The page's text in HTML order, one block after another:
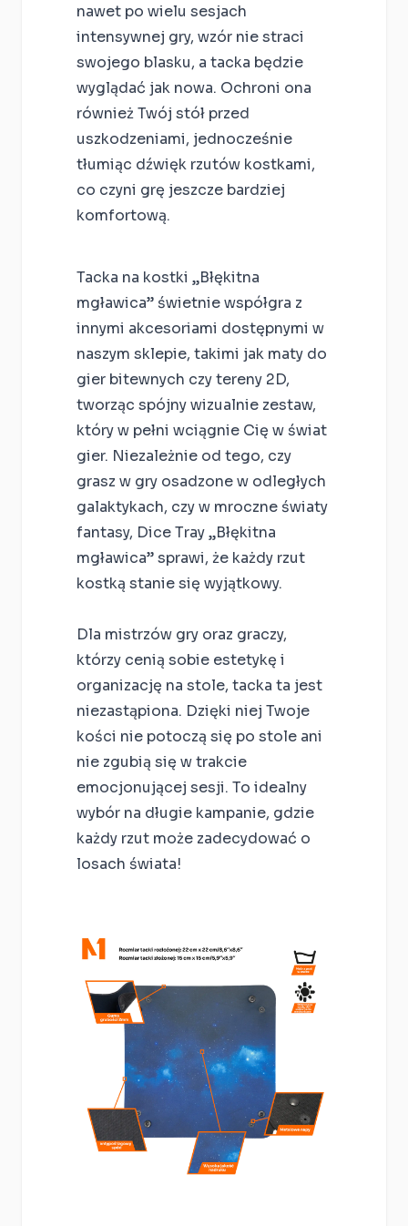
nawet po wielu sesjach
intensywnej gry, wzór nie straci
swojego blasku, a tacka będzie
wyglądać jak nowa. Ochroni ona
również Twój stół przed
uszkodzeniami, jednocześnie
tłumiąc dźwięk rzutów kostkami,
co czyni grę jeszcze bardziej
komfortową.
Tacka na kostki „Błękitna
mgławica” świetnie współgra z
innymi akcesoriami dostępnymi w
naszym sklepie, takimi jak maty do
gier bitewnych czy tereny 2D,
tworząc spójny wizualnie zestaw,
który w pełni wciągnie Cię w świat
gier. Niezależnie od tego, czy
grasz w gry osadzone w odległych
galaktykach, czy w mroczne światy
fantasy, Dice Tray „Błękitna
mgławica” sprawi, że każdy rzut
kostką stanie się wyjątkowy.
Dla mistrzów gry oraz graczy,
którzy cenią sobie estetykę i
organizację na stole, tacka ta jest
niezastąpiona. Dzięki niej Twoje
kości nie potoczą się po stole ani
nie zgubią się w trakcie
emocjonującej sesji. To idealny
wybór na długie kampanie, gdzie
każdy rzut może zadecydować o
losach świata!